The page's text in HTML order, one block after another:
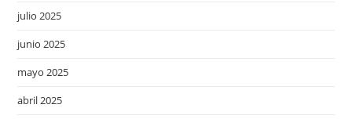
julio 2025
junio 2025
mayo 2025
abril 2025